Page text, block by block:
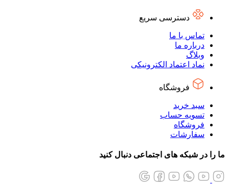
دسترسی سریع
تماس با ما
درباره ما
وبلاگ
نماد اعتماد الکترونیکی
فروشگاه
سبد خرید
تسویه حساب
فروشگاه
سفارشات
ما را در شبکه های اجتماعی دنبال کنید